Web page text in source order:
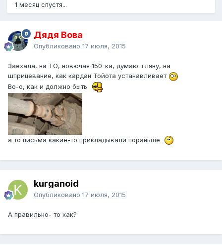
1 месяц спустя...
Дядя Вова
Опубликовано 17 июля, 2015
Заехала, на ТО, новючая 150-ка, думаю: гляну, на
шприцевание, как кардан Тойота устанавливает
Во-о, как и должно быть
а то письма какие-то прикладывали пораньше
kurganoid
Опубликовано 17 июля, 2015
А правильно- то как?